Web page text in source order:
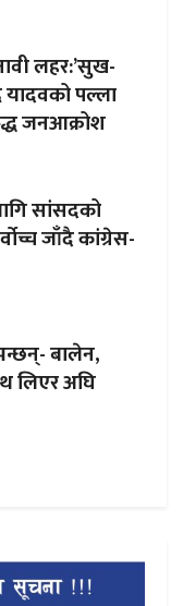
लहर:’सुख-
यादवको पल्ला
जनआक्रोश
सांसदको
जाँदै कांग्रेस-
बालेन,
लिएर अघि